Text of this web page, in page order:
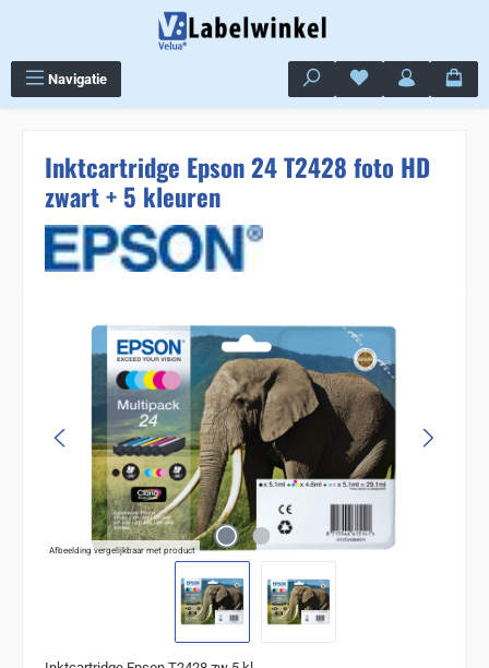
Navigatie Je hebt 0 items op
Inktcartridge Epson 24 T2428 foto HD
zwart + 5 kleuren
Sla de afbeeldingengalerij over
Afbeelding vergelijkbaar met product